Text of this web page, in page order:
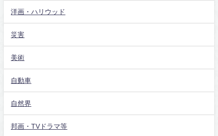
洋画・ハリウッド
災害
美術
自動車
自然界
邦画・TVドラマ等